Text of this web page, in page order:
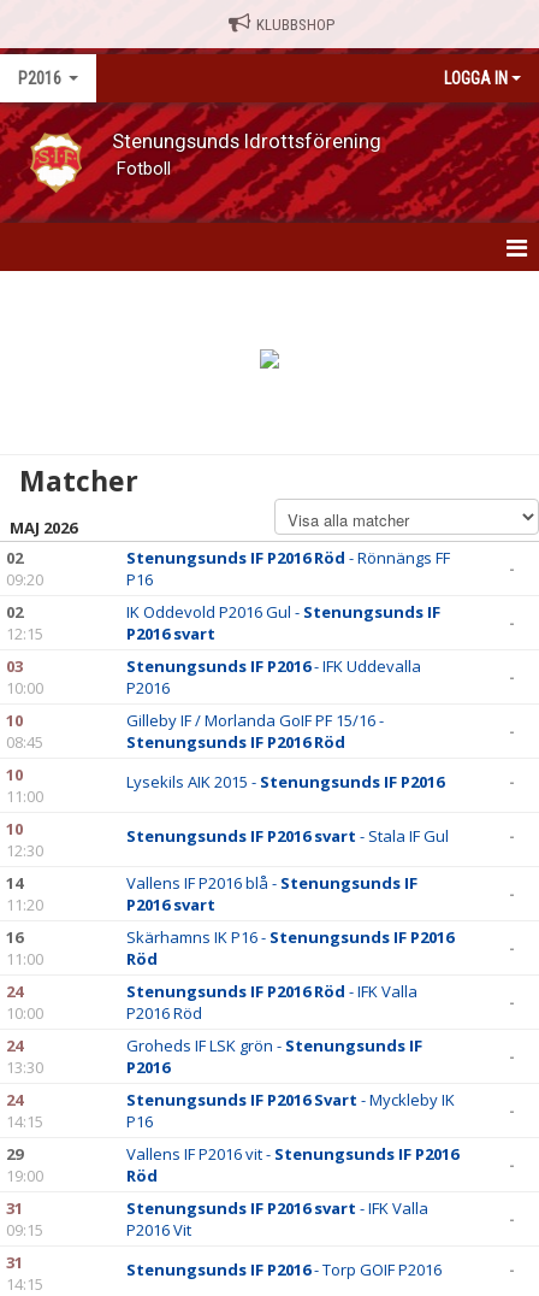
KLUBBSHOP
P2016 LOGGA IN
Stenungsunds Idrottsförening
Fotboll
BILDGALLERI
DOKUMENT
KONTAKT
Matcher
MAJ 2026
02
09:20
Stenungsunds IF P2016 Röd - Rönnängs FF
P16
-
02
12:15
IK Oddevold P2016 Gul - Stenungsunds IF
P2016 svart
-
03
10:00
Stenungsunds IF P2016- IFK Uddevalla
P2016
-
10
08:45
Gilleby IF / Morlanda GoIF PF 15/16 -
Stenungsunds IF P2016 Röd
-
10
11:00
Lysekils AIK 2015 - Stenungsunds IF P2016 -
10
12:30
Stenungsunds IF P2016 svart - Stala IF Gul -
14
11:20
Vallens IF P2016 blå - Stenungsunds IF
P2016 svart
-
16
11:00
Skärhamns IK P16 - Stenungsunds IF P2016
Röd
-
24
10:00
Stenungsunds IF P2016 Röd - IFK Valla
P2016 Röd
-
24
13:30
Groheds IF LSK grön - Stenungsunds IF
P2016
-
24
14:15
Stenungsunds IF P2016 Svart - Myckleby IK
P16
-
29
19:00
Vallens IF P2016 vit - Stenungsunds IF P2016
Röd
-
31
09:15
Stenungsunds IF P2016 svart - IFK Valla
P2016 Vit
-
31
14:15
Stenungsunds IF P2016- Torp GOIF P2016 -